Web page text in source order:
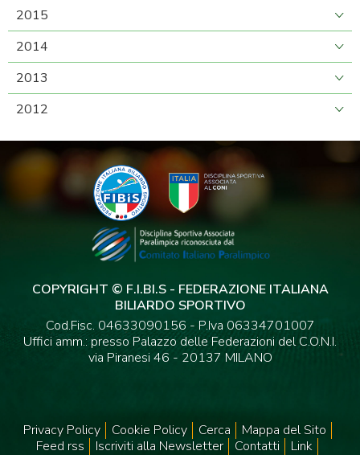
2015
2014
2013
2012
COPYRIGHT © F.I.BI.S - FEDERAZIONE ITALIANA
BILIARDO SPORTIVO
Cod.Fisc. 04633090156 - P.Iva 06334701007
Uffici amm.: presso Palazzo delle Federazioni del C.O.N.I.
via Piranesi 46 - 20137 MILANO
Privacy Policy Cookie Policy Cerca
Mappa del Sito
Feed rss
Iscriviti alla Newsletter Contatti
Link